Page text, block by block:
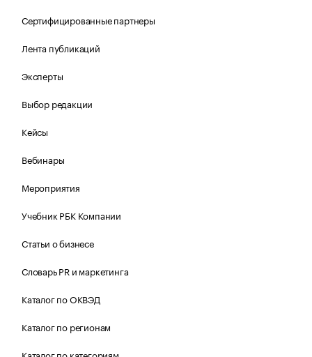
Сертифицированные партнеры
Лента публикаций
Эксперты
Выбор редакции
Кейсы
Вебинары
Мероприятия
Учебник РБК Компании
Статьи о бизнесе
Словарь PR и маркетинга
Каталог по ОКВЭД
Каталог по регионам